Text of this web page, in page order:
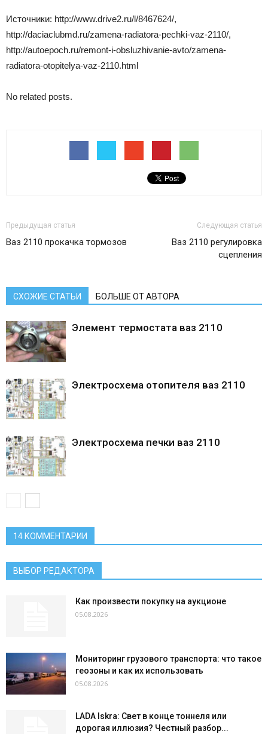
Источники: http://www.drive2.ru/l/8467624/,
http://daciaclubmd.ru/zamena-radiatora-pechki-vaz-2110/,
http://autoepoch.ru/remont-i-obsluzhivanie-avto/zamena-
radiatora-otopitelya-vaz-2110.html
No related posts.
Предыдущая статья
Ваз 2110 прокачка тормозов
Следующая статья
Ваз 2110 регулировка
сцепления
СХОЖИЕ СТАТЬИ БОЛЬШЕ ОТ АВТОРА
Элемент термостата ваз 2110
Электросхема отопителя ваз 2110
Электросхема печки ваз 2110
14 КОММЕНТАРИИ
ВЫБОР РЕДАКТОРА
Как произвести покупку на аукционе
05.08.2026
Мониторинг грузового транспорта: что такое
геозоны и как их использовать
05.08.2026
LADA Iskra: Свет в конце тоннеля или
дорогая иллюзия? Честный разбор...